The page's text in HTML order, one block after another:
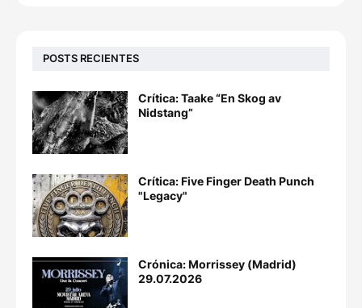
POSTS RECIENTES
Crítica: Taake “En Skog av
Nidstang”
Crítica: Five Finger Death Punch
"Legacy"
Crónica: Morrissey (Madrid)
29.07.2026